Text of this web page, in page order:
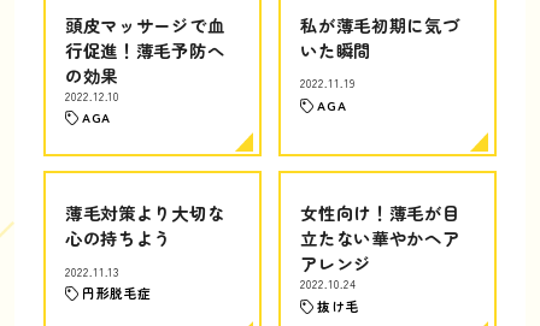
頭皮マッサージで血
行促進！薄毛予防へ
の効果
2022.12.10
AGA
私が薄毛初期に気づ
いた瞬間
2022.11.19
AGA
薄毛対策より大切な
心の持ちよう
2022.11.13
円形脱毛症
女性向け！薄毛が目
立たない華やかヘア
アレンジ
2022.10.24
抜け毛